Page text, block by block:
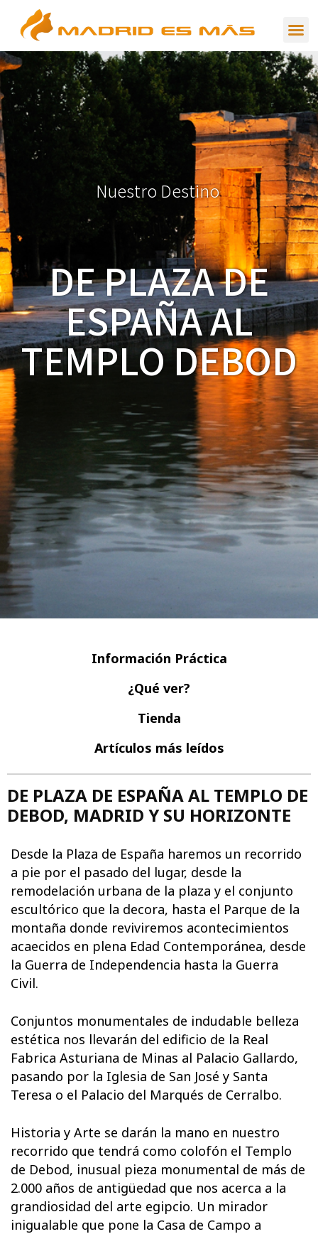
Nuestro Destino
DE PLAZA DE
ESPAÑA AL
TEMPLO DEBOD
Información Práctica
¿Qué ver?
Tienda
Artículos más leídos
DE PLAZA DE ESPAÑA AL TEMPLO DE
DEBOD, MADRID Y SU HORIZONTE
Desde la Plaza de España haremos un recorrido
a pie por el pasado del lugar, desde la
remodelación urbana de la plaza y el conjunto
escultórico que la decora, hasta el Parque de la
montaña donde reviviremos acontecimientos
acaecidos en plena Edad Contemporánea, desde
la Guerra de Independencia hasta la Guerra
Civil.
Conjuntos monumentales de indudable belleza
estética nos llevarán del edificio de la Real
Fabrica Asturiana de Minas al Palacio Gallardo,
pasando por la Iglesia de San José y Santa
Teresa o el Palacio del Marqués de Cerralbo.
Historia y Arte se darán la mano en nuestro
recorrido que tendrá como colofón el Templo
de Debod, inusual pieza monumental de más de
2.000 años de antigüedad que nos acerca a la
grandiosidad del arte egipcio. Un mirador
inigualable que pone la Casa de Campo a